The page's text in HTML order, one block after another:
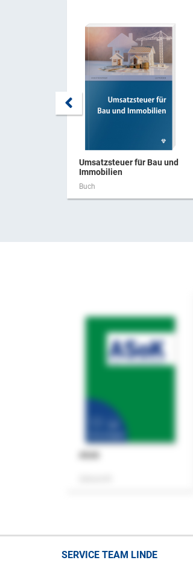
Umsatzsteuer für Bau und
Immobilien
Buch
SERVICE TEAM LINDE